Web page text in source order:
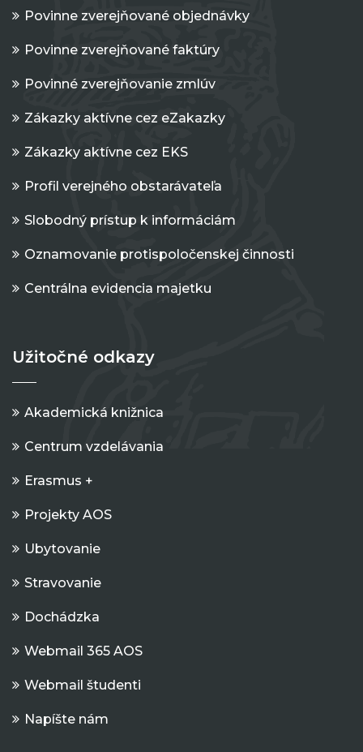
Povinne zverejňované objednávky
Povinne zverejňované faktúry
Povinné zverejňovanie zmlúv
Zákazky aktívne cez eZakazky
Zákazky aktívne cez EKS
Profil verejného obstarávateľa
Slobodný prístup k informáciám
Oznamovanie protispoločenskej činnosti
Centrálna evidencia majetku
Užitočné odkazy
Akademická knižnica
Centrum vzdelávania
Erasmus +
Projekty AOS
Ubytovanie
Stravovanie
Dochádzka
Webmail 365 AOS
Webmail študenti
Napíšte nám